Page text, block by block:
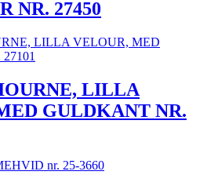
NR. 27450
LILLA
GULDKANT NR.